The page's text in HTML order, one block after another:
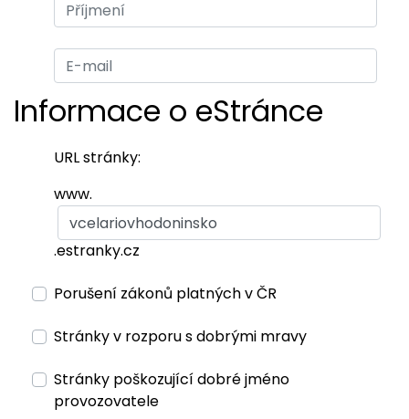
Informace o eStránce
URL stránky:
www.
.estranky.cz
Porušení zákonů platných v ČR
Stránky v rozporu s dobrými mravy
Stránky poškozující dobré jméno
provozovatele